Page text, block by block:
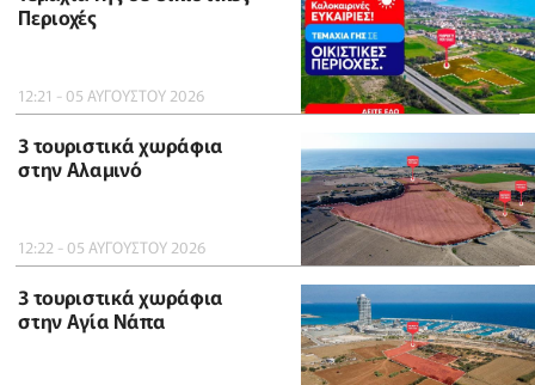
Περιοχές
12:21 - 05 ΑΥΓΟΥΣΤΟΥ 2026
3 τουριστικά χωράφια
στην Αλαμινό
12:22 - 05 ΑΥΓΟΥΣΤΟΥ 2026
3 τουριστικά χωράφια
στην Αγία Νάπα